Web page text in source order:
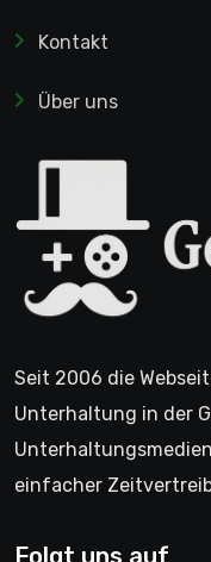
Kontakt
Über uns
Seit 2006 die
Unterhaltung in der
einfacher
Folgt uns auf